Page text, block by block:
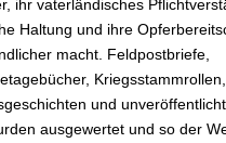
ihr vaterländisches
Haltung und ihre
macht. Feldpostbriefe,
Kriegsstammrollen,
und
ausgewertet und so der